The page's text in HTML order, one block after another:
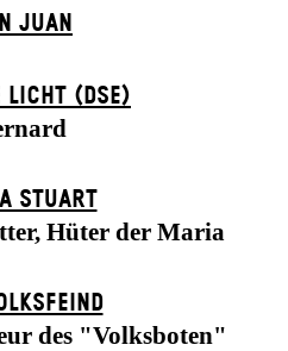
JUAN
LICHT (DSE)
STUART
Hüter der Maria
des "Volksboten"